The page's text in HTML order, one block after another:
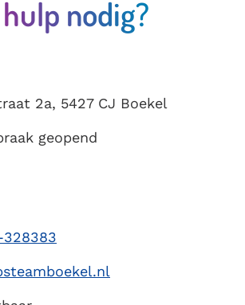
nodig?
2a, 5427 CJ Boekel
geopend